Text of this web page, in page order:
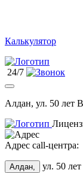
Калькулятор
24/7
Алдан, ул. 50
Адрес call-центра:
Алдан, ул. 50